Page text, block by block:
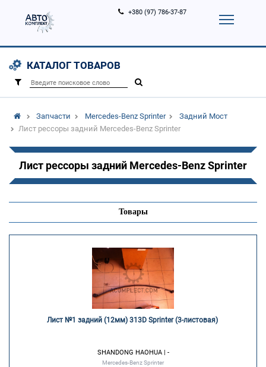
0)
Услуги
+380 (97) 786-37-87
КАТАЛОГ ТОВАРОВ
Запчасти Mercedes-Benz Sprinter
Задний Мост
Лист рессоры задний Mercedes-Benz Sprinter
Лист рессоры задний Mercedes-Benz Sprinter
Товары
Лист №1 задний (12мм) 313D Sprinter (3-листовая)
SHANDONG HAOHUA | -
Mercedes-Benz Sprinter